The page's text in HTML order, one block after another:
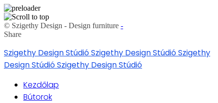
© Szigethy Design - Design furniture -
Share
Skip
to
content
Szigethy Design StúdióSzigethy Design StúdióSzigethy
Design StúdióSzigethy Design Stúdió
Kezdőlap
Bútorok